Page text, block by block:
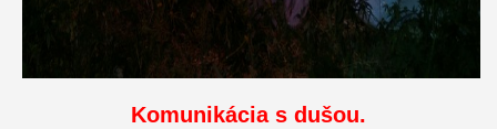
Komunikácia s dušou.